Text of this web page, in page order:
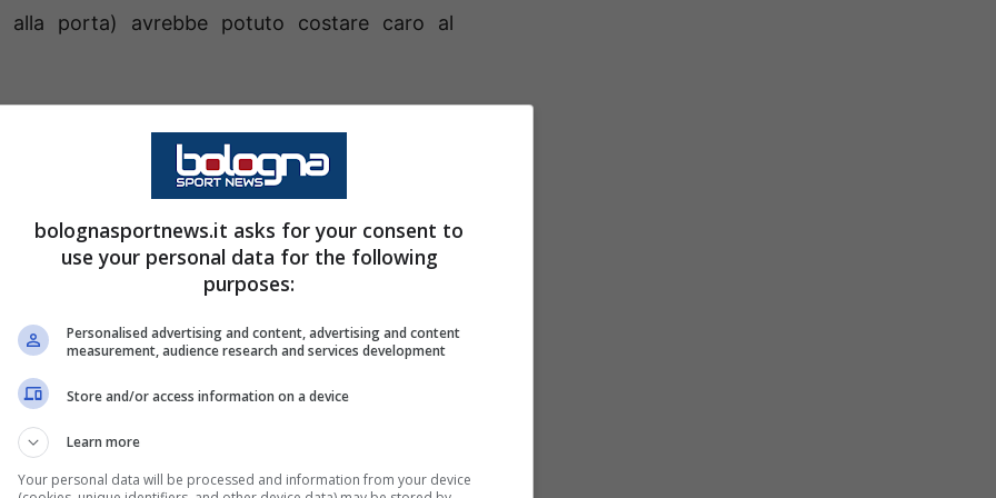
alla porta) avrebbe potuto costare caro al
a Verona
perché sull’azione successiva
di Lucumì e ci danno rigore
vengo nemmeno a parlare ai
per la rabbia.Se vogliamo
classifica non possiamo
La gestione di Thijs è cercare di
in causa deve dare
bolognasportnews.it asks for your consent to
use your personal data for the following
purposes:
Personalised advertising and content, advertising and content
measurement, audience research and services development
Store and/or access information on a device
Learn more
Your personal data will be processed and information from your device